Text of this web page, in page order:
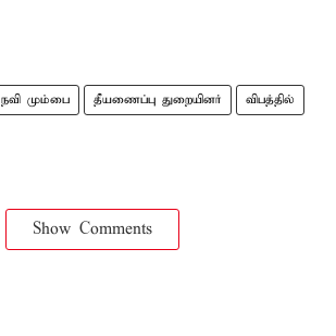
நவி மும்பை தீயணைப்பு துறையினர் விபத்தில்
Show Comments